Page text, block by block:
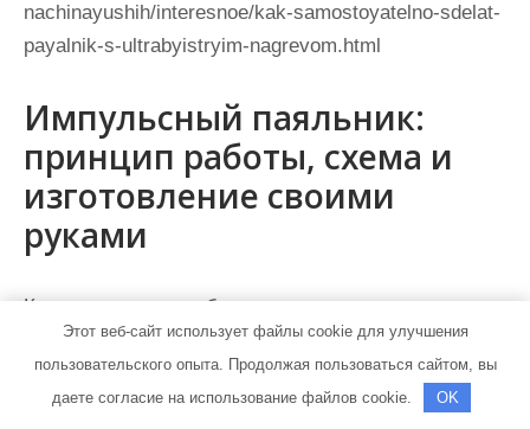
nachinayushih/interesnoe/kak-samostoyatelno-sdelat-
payalnik-s-ultrabyistryim-nagrevom.html
Импульсный паяльник:
принцип работы, схема и
изготовление своими
руками
Когда нужно что-то быстро спаять, но не хочется
ждать, пока жало прогреется, на помощь вам
придёт импульсный паяльник. Главное его
достоинство — набор рабочей температуры за 1−2
Этот веб-сайт использует файлы cookie для улучшения
пользовательского опыта. Продолжая пользоваться сайтом, вы
даете согласие на использование файлов cookie.
OK